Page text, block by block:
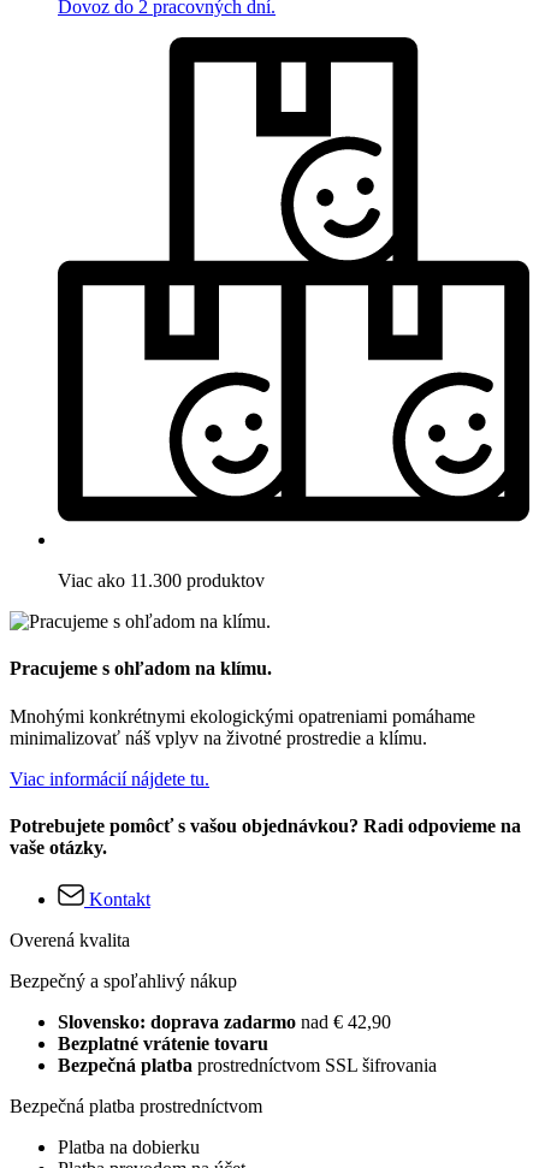
Dovoz do 2 pracovných dní.
Viac ako 11.300 produktov
Pracujeme s ohľadom na klímu.
Mnohými konkrétnymi ekologickými opatreniami pomáhame
minimalizovať náš vplyv na životné prostredie a klímu.
Viac informácií nájdete tu.
Potrebujete pomôcť s vašou objednávkou? Radi odpovieme na
vaše otázky.
Kontakt
Overená kvalita
Bezpečný a spoľahlivý nákup
Slovensko: doprava zadarmo nad € 42,90
Bezplatné vrátenie tovaru
Bezpečná platba prostredníctvom SSL šifrovania
Bezpečná platba prostredníctvom
Platba na dobierku